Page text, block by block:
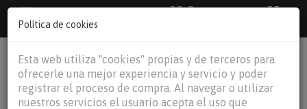
33 €
55
€Baleares y
person shopping_cart
Política de cookies
Esta web utiliza "cookies" propias y de terceros para
ofrecerle una mejor experiencia y servicio y poder
registrar el proceso de compra. Al navegar o utilizar
nuestros servicios el usuario acepta el uso que